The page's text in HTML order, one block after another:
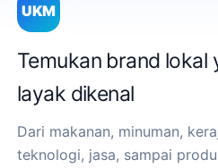
UKM
Temukan brand lokal
layak dikenal
Dari makanan, minuman,
teknologi, jasa, sampai